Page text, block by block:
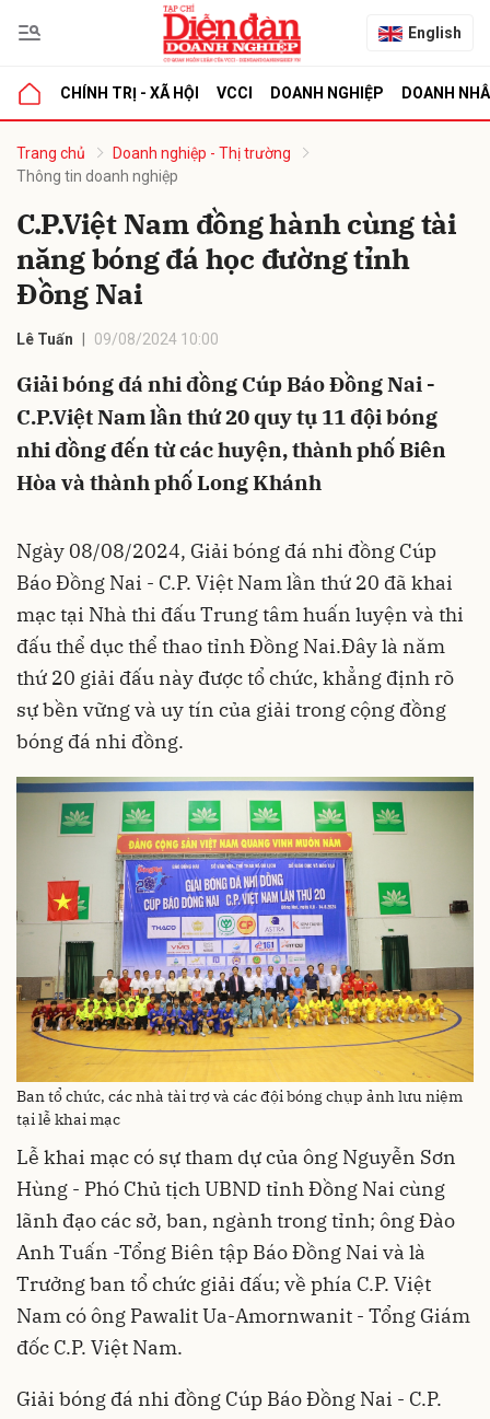
English
CHÍNH TRỊ - XÃ HỘI VCCI DOANH NGHIỆP DOANH
Trang chủ
Doanh nghiệp - Thị trường
Thông tin doanh nghiệp
C.P.Việt Nam đồng hành cùng tài
năng bóng đá học đường tỉnh
Đồng Nai
Lê Tuấn 09/08/2024 10:00
Giải bóng đá nhi đồng Cúp Báo Đồng Nai -
C.P.Việt Nam lần thứ 20 quy tụ 11 đội bóng
nhi đồng đến từ các huyện, thành phố Biên
Hòa và thành phố Long Khánh
Ngày 08/08/2024, Giải bóng đá nhi đồng Cúp
Báo Đồng Nai - C.P. Việt Nam lần thứ 20 đã khai
mạc tại Nhà thi đấu Trung tâm huấn luyện và thi
đấu thể dục thể thao tỉnh Đồng Nai.Đây là năm
thứ 20 giải đấu này được tổ chức, khẳng định rõ
sự bền vững và uy tín của giải trong cộng đồng
bóng đá nhi đồng.
Ban tổ chức, các nhà tài trợ và các đội bóng chụp ảnh lưu niệm
tại lễ khai mạc
Lễ khai mạc có sự tham dự của ông Nguyễn Sơn
Hùng - Phó Chủ tịch UBND tỉnh Đồng Nai cùng
lãnh đạo các sở, ban, ngành trong tỉnh; ông Đào
Anh Tuấn -Tổng Biên tập Báo Đồng Nai và là
Trưởng ban tổ chức giải đấu; về phía C.P. Việt
Nam có ông Pawalit Ua-Amornwanit - Tổng Giám
đốc C.P. Việt Nam.
Giải bóng đá nhi đồng Cúp Báo Đồng Nai - C.P.
luận